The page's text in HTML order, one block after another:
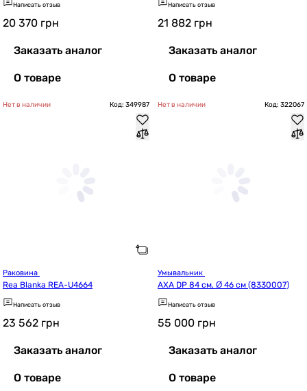
Написать отзыв
20 370 грн
Заказать аналог
О товаре
Написать отзыв
21 882 грн
Заказать аналог
О товаре
Нет в наличии Код: 349987
Rea Blanka REA-U4664
Написать отзыв
23 562 грн
Заказать аналог
О товаре
Нет в наличии Код: 322067
AXA DP 84 см, Ø 46 см (8330007)
Написать отзыв
55 000 грн
Заказать аналог
О товаре